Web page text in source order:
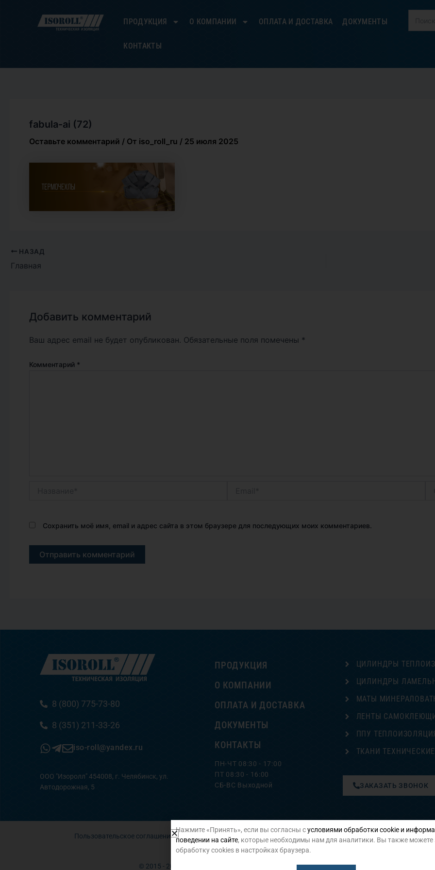
ПРОДУКЦИЯ О КОМПАНИИ ОПЛАТА И ДОСТАВКА ДОКУМЕНТЫ
КОНТАКТЫ
fabula-ai (72)
Оставьте комментарий / От iso_roll_ru / 25 июля 2025
НАЗАД
Главная
Добавить комментарий
Ваш адрес email не будет опубликован. Обязательные поля помечены *
Комментарий *
Сохранить моё имя, email и адрес сайта в этом браузере для последующих моих комментариев.
8 (800) 775-73-80
8 (351) 211-33-26
iso-roll@yandex.ru
ООО "Изоролл" 454008, г. Челябинск, ул.
Автодорожная, 5
ПРОДУКЦИЯ
О КОМПАНИИ
ОПЛАТА И ДОСТАВКА
ДОКУМЕНТЫ
КОНТАКТЫ
ПН-ЧТ 08:30 - 17:00
ПТ 08:30 - 16:00
СБ-ВС Выходной
ЦИЛИНДРЫ
ЦИЛИНДРЫ
МАТЫ
ЛЕНТЫ
ППУ
ТКАНИ ТЕХНИЧЕСКИЕ
ЗАКАЗАТЬ ЗВОНОК
Пользовательское соглашение Политика конфиденциальности
© 2015 - 2026 Все права защищены. Isoroll - техническая изоляция. Разработка и
Нажмите «Принять», если вы согласны сусловиями обработки cookie и
поведении на сайте, которые необходимы нам для аналитики. Вы также можете
обработку cookies в настройках браузера.